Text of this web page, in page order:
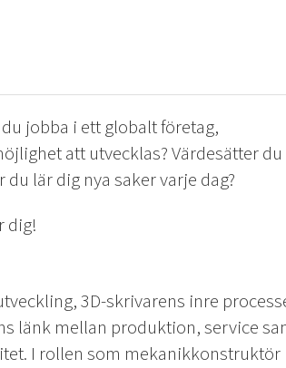
du jobba i ett globalt företag,
att utvecklas? Värdesätter
lär dig nya saker varje dag?
dig!
3D-skrivarens inre
länk mellan produktion, service
I rollen som mekanikkonstruktör